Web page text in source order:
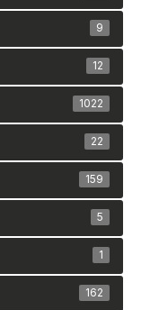
9
12
1022
22
159
5
1
162